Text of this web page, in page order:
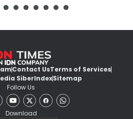
Contact UsTerms of Services
SiberIndexSitemap
Follow Us
Download